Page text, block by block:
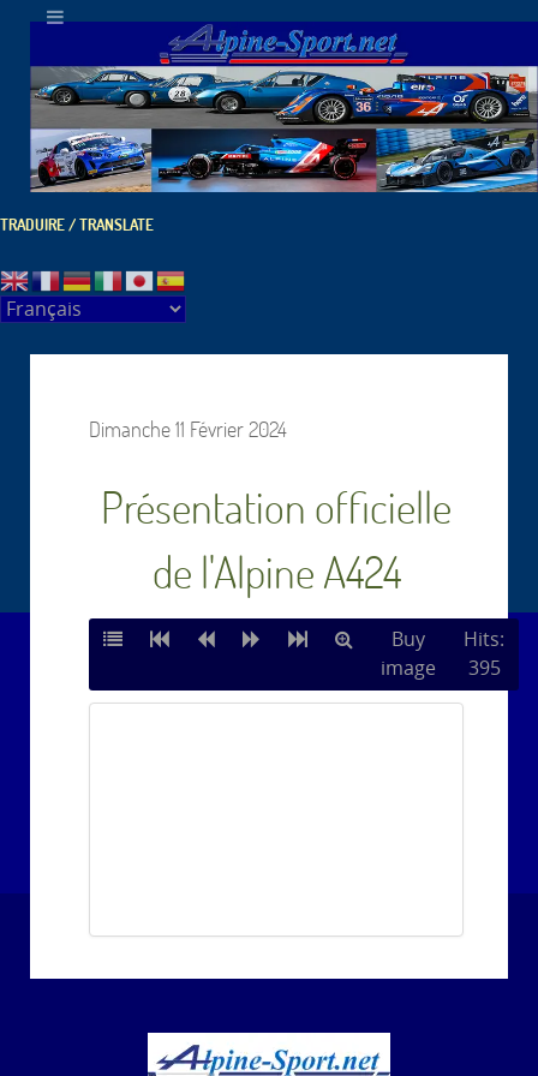
TRADUIRE / TRANSLATE
Dimanche 11 Février 2024
Présentation officielle
de l'Alpine A424
Buy
image
Hits:
395